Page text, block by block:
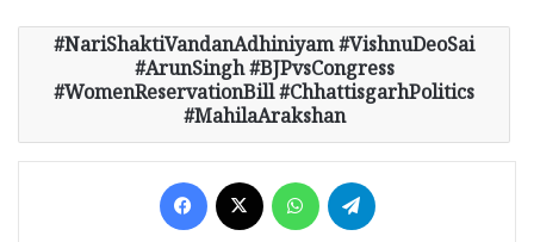
NariShaktiVandanAdhiniyam #VishnuDeoSai
#ArunSingh #BJPvsCongress
#WomenReservationBill #ChhattisgarhPolitics
#MahilaArakshan
Facebook WhatsApp